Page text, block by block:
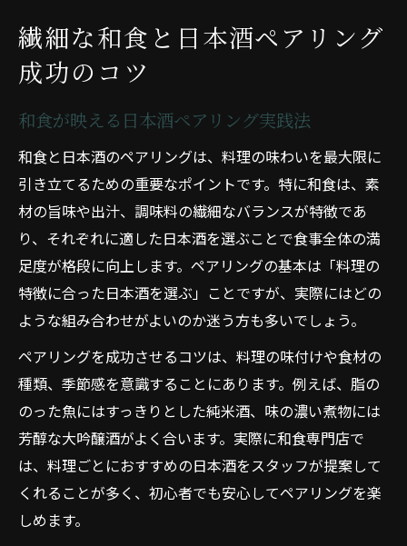
繊細な和食と日本酒ペアリング
成功のコツ
和食が映える日本酒ペアリング実践法
和食と日本酒のペアリングは、料理の味わいを最大限に
引き立てるための重要なポイントです。特に和食は、素
材の旨味や出汁、調味料の繊細なバランスが特徴であ
り、それぞれに適した日本酒を選ぶことで食事全体の満
足度が格段に向上します。ペアリングの基本は「料理の
特徴に合った日本酒を選ぶ」ことですが、実際にはどの
ような組み合わせがよいのか迷う方も多いでしょう。
ペアリングを成功させるコツは、料理の味付けや食材の
種類、季節感を意識することにあります。例えば、脂の
のった魚にはすっきりとした純米酒、味の濃い煮物には
芳醇な大吟醸酒がよく合います。実際に和食専門店で
は、料理ごとにおすすめの日本酒をスタッフが提案して
くれることが多く、初心者でも安心してペアリングを楽
しめます。